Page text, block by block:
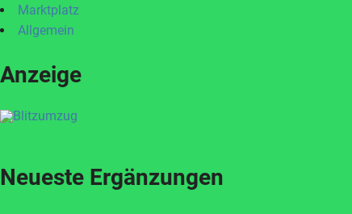
Marktplatz
Allgemein
Anzeige
Neueste Ergänzungen